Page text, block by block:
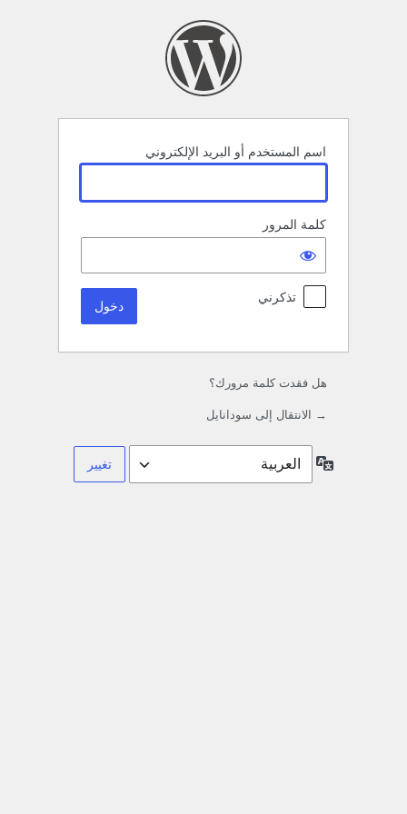
اسم المستخدم أو البريد الإلكتروني
كلمة المرور
تذكرني
هل فقدت كلمة مرورك؟
→ الانتقال إلى سودانايل
اللغة